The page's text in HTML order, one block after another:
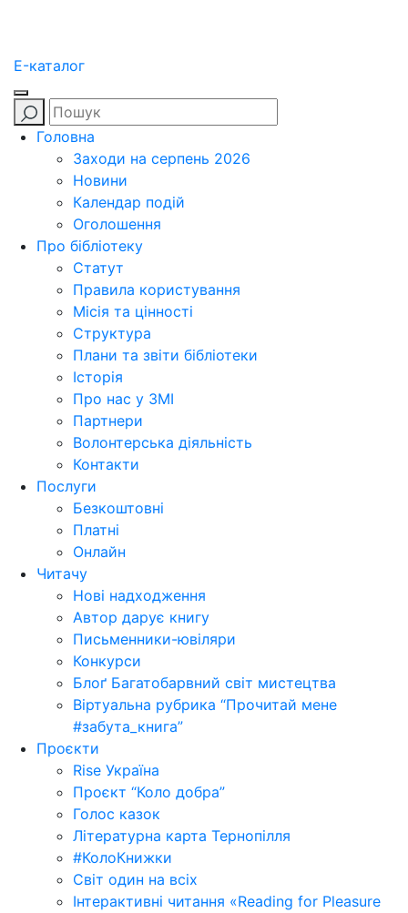
E-каталог
Головна
Заходи на серпень 2026
Новини
Календар подій
Оголошення
Про бібліотеку
Статут
Правила користування
Місія та цінності
Структура
Плани та звіти бібліотеки
Історія
Про нас у ЗМІ
Партнери
Волонтерська діяльність
Контакти
Послуги
Безкоштовні
Платні
Онлайн
Читачу
Нові надходження
Автор дарує книгу
Письменники-ювіляри
Конкурси
Блоґ Багатобарвний світ мистецтва
Віртуальна рубрика “Прочитай мене
#забута_книга”
Проєкти
Rise Україна
Проєкт “Коло добра”
Голос казок
Літературна карта Тернопілля
#КолоКнижки
Світ один на всіх
Інтерактивні читання «Reading for Pleasure